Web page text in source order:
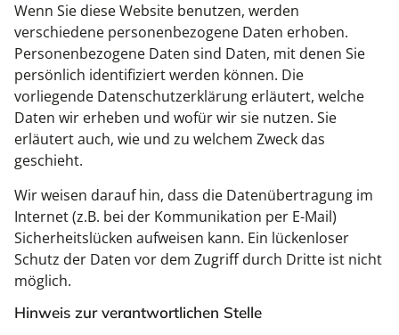
Wenn Sie diese Website benutzen, werden
verschiedene personenbezogene Daten erhoben.
Personenbezogene Daten sind Daten, mit denen Sie
persönlich identifiziert werden können. Die
vorliegende Datenschutzerklärung erläutert, welche
Daten wir erheben und wofür wir sie nutzen. Sie
erläutert auch, wie und zu welchem Zweck das
geschieht.
Wir weisen darauf hin, dass die Datenübertragung im
Internet (z.B. bei der Kommunikation per E-Mail)
Sicherheitslücken aufweisen kann. Ein lückenloser
Schutz der Daten vor dem Zugriff durch Dritte ist nicht
möglich.
Hinweis zur verantwortlichen Stelle